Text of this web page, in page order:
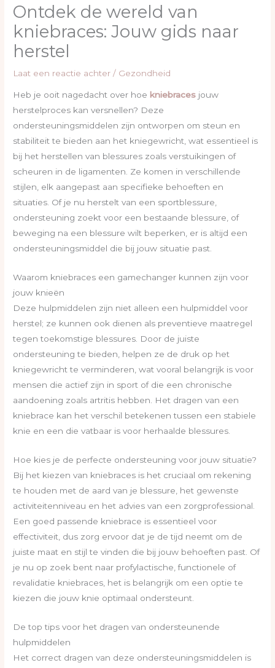
Ontdek de wereld van
kniebraces: Jouw gids naar
herstel
Laat een reactie achter / Gezondheid
Heb je ooit nagedacht over hoe kniebraces jouw
herstelproces kan versnellen? Deze
ondersteuningsmiddelen zijn ontworpen om steun en
stabiliteit te bieden aan het kniegewricht, wat essentieel is
bij het herstellen van blessures zoals verstuikingen of
scheuren in de ligamenten. Ze komen in verschillende
stijlen, elk aangepast aan specifieke behoeften en
situaties. Of je nu herstelt van een sportblessure,
ondersteuning zoekt voor een bestaande blessure, of
beweging na een blessure wilt beperken, er is altijd een
ondersteuningsmiddel die bij jouw situatie past.
Waarom kniebraces een gamechanger kunnen zijn voor
jouw knieën
Deze hulpmiddelen zijn niet alleen een hulpmiddel voor
herstel; ze kunnen ook dienen als preventieve maatregel
tegen toekomstige blessures. Door de juiste
ondersteuning te bieden, helpen ze de druk op het
kniegewricht te verminderen, wat vooral belangrijk is voor
mensen die actief zijn in sport of die een chronische
aandoening zoals artritis hebben. Het dragen van een
kniebrace kan het verschil betekenen tussen een stabiele
knie en een die vatbaar is voor herhaalde blessures.
Hoe kies je de perfecte ondersteuning voor jouw situatie?
Bij het kiezen van kniebraces is het cruciaal om rekening
te houden met de aard van je blessure, het gewenste
activiteitenniveau en het advies van een zorgprofessional.
Een goed passende kniebrace is essentieel voor
effectiviteit, dus zorg ervoor dat je de tijd neemt om de
juiste maat en stijl te vinden die bij jouw behoeften past. Of
je nu op zoek bent naar profylactische, functionele of
revalidatie kniebraces, het is belangrijk om een optie te
kiezen die jouw knie optimaal ondersteunt.
De top tips voor het dragen van ondersteunende
hulpmiddelen
Het correct dragen van deze ondersteuningsmiddelen is